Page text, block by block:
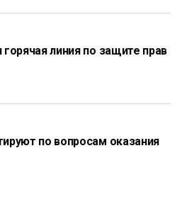
линия по защите прав
по вопросам оказания